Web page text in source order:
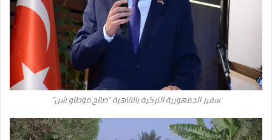
سفير الجمهورية التركية بالقاهرة “صالح موطلو شن”